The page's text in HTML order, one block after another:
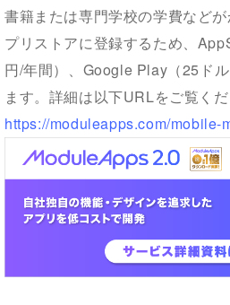
書籍または専門学校の学費など
プリストアに登録するため、
円/年間）、Google Play（25ド
ます。詳細は以下URLをご覧くだ
https://moduleapps.com/mobile-